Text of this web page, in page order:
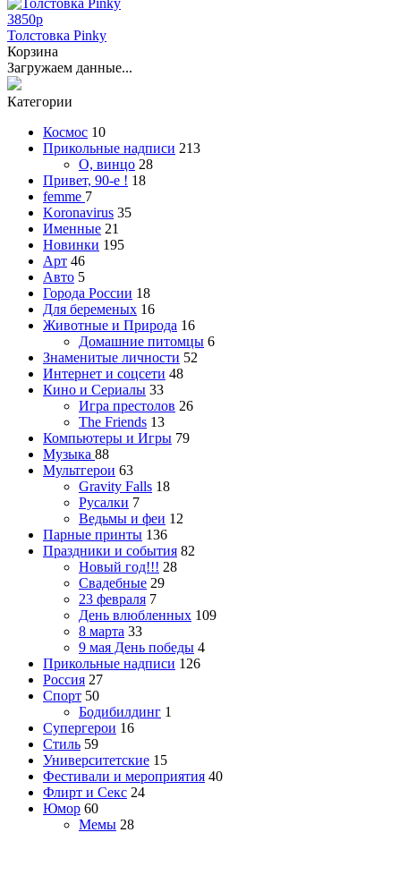
3850p
Толстовка Pinky
Корзина
Загружаем данные...
Категории
Космос 10
Прикольные надписи 213
О, винцо 28
Привет, 90-е ! 18
femme 7
Koronavirus 35
Именные 21
Новинки 195
Арт 46
Авто 5
Города России 18
Для беременых 16
Животные и Природа 16
Домашние питомцы 6
Знаменитые личности 52
Интернет и соцсети 48
Кино и Сериалы 33
Игра престолов 26
The Friends 13
Компьютеры и Игры 79
Музыка 88
Мультгерои 63
Gravity Falls 18
Русалки 7
Ведьмы и феи 12
Парные принты 136
Праздники и события 82
Новый год!!! 28
Свадебные 29
23 февраля 7
День влюбленных 109
8 марта 33
9 мая День победы 4
Прикольные надписи 126
Россия 27
Спорт 50
Бодибилдинг 1
Супергерои 16
Стиль 59
Университетские 15
Фестивали и мероприятия 40
Флирт и Секс 24
Юмор 60
Мемы 28